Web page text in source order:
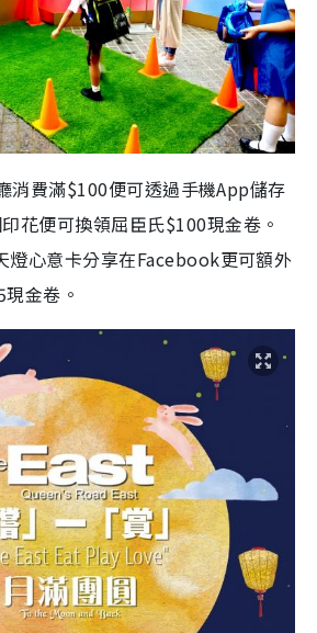
消費滿$100便可透過手機App儲存
花便可換領屈臣氏$100現金卷。
燈心意卡分享在Facebook更可額外
金卷。